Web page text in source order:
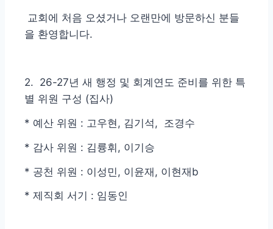
교회에 처음 오셨거나 오랜만에 방문하신 분들
을 환영합니다.
2. 26-27년 새 행정 및 회계연도 준비를 위한 특
별 위원 구성 (집사)
* 예산 위원 : 고우현, 김기석, 조경수
* 감사 위원 : 김륭휘, 이기승
* 공천 위원 : 이성민, 이윤재, 이현재b
* 제직회 서기 : 임동인